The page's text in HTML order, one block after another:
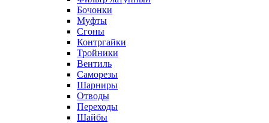
Бочонки
Муфты
Сгоны
Контргайки
Тройники
Вентиль
Саморезы
Шарниры
Отводы
Переходы
Шайбы